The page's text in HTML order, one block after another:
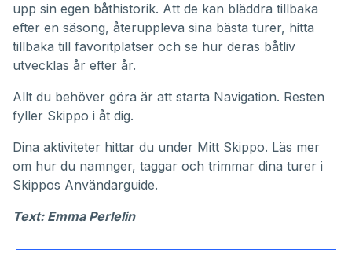
upp sin egen båthistorik. Att de kan bläddra tillbaka
efter en säsong, återuppleva sina bästa turer, hitta
tillbaka till favoritplatser och se hur deras båtliv
utvecklas år efter år.
Allt du behöver göra är att starta Navigation. Resten
fyller Skippo i åt dig.
Dina aktiviteter hittar du under Mitt Skippo. Läs mer
om hur du namnger, taggar och trimmar dina turer i
Skippos Användarguide.
Text: Emma Perlelin